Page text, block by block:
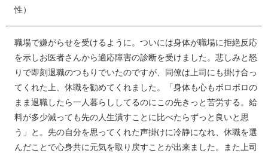
性）
職場で嫌がらせを受けるように。ついには身体が職場に拒絶反応
を示しお医者さんから適応障害の診断を受けました。悲しみと怒
りで即刻退職のつもりでいたのですが、同僚は上司にも掛け合っ
てくれた上、休職を勧めてくれました。「身体も心もボロボロの
まま退職したら一人暮らししてるのにこの先きっと苦労する。給
料が多少減っても先の人生潰すことに比べたらずっと良いと思
う」と。先の自分を思ってくれた声掛けに冷静になれ、休職を選
んだことで心身共に元気を取り戻すことが出来ました。また上司